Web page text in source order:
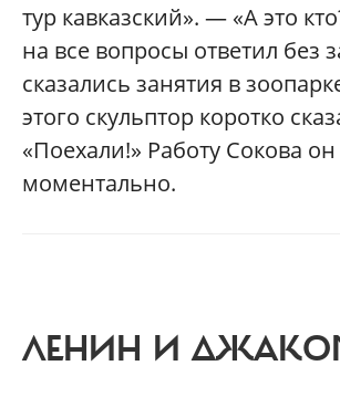
тур кавказский». — «А это
на все вопросы ответил без
сказались занятия в
этого скульптор коротко
«Поехали!» Работу Сокова
моментально.
ЛЕНИН И